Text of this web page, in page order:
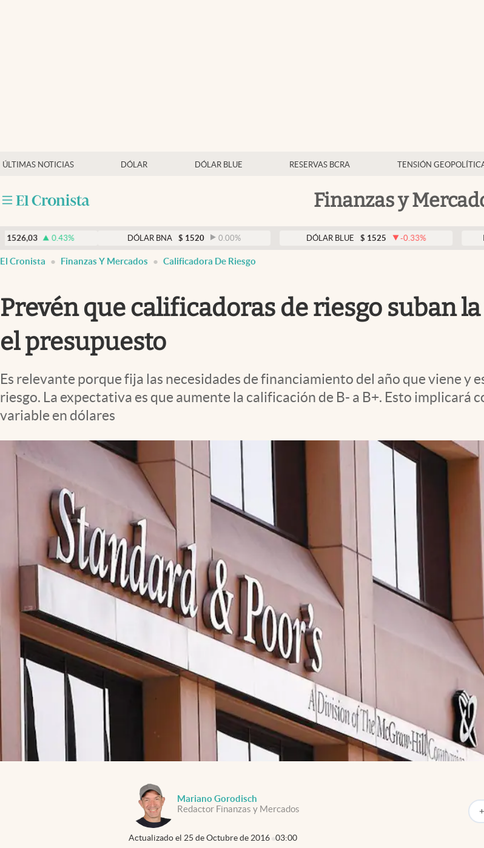
ÚLTIMAS NOTICIAS DÓLAR DÓLAR BLUE RESERVAS BCRA TENSIÓN
Finanzas y
Mercados Online
Clase
Mundial 2026
El Cronista Studio
Mediakit
abre en nueva pestaña
0.43% DÓLAR BNA $ 1520 0.00% DÓLAR BLUE $ 1525 -0.33 % DÓLAR
El Cronista Finanzas Y Mercados Calificadora De Riesgo
Prevén que calificadoras de riesgo suban
el presupuesto
Es relevante porque fija las necesidades de financiamiento del año que viene y
riesgo. La expectativa es que aumente la calificación de B- a B+. Esto implicará
variable en dólares
Mariano Gorodisch
Redactor Finanzas y Mercados
Actualizado el 25 de Octubre de 2016 03:00
+